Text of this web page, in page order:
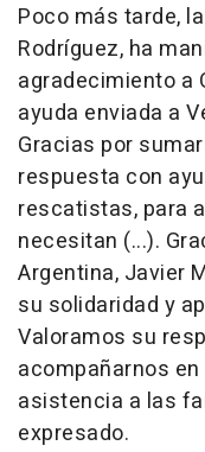
Poco más tarde,
Rodríguez, ha
agradecimiento a
ayuda enviada a
Gracias por
respuesta con
rescatistas, para
necesitan (...).
Argentina, Javier
su solidaridad y
Valoramos su
acompañarnos
asistencia a las
expresado.